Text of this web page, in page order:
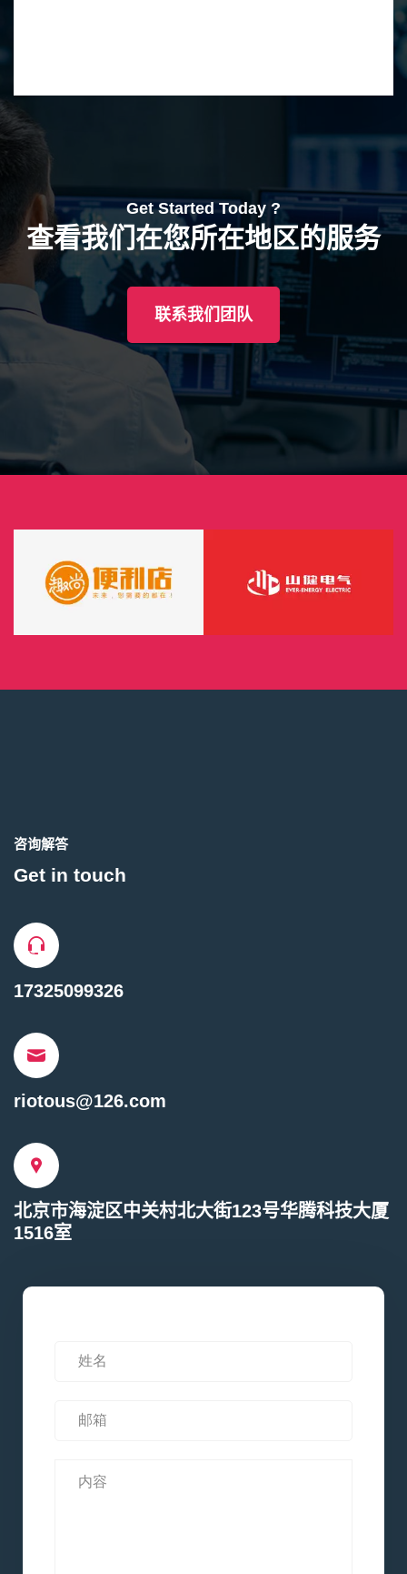
Get Started Today ?
查看我们在您所在地区的服务
联系我们团队
咨询解答
Get in touch
17325099326
riotous@126.com
北京市海淀区中关村北大街123号华腾科技大厦
1516室